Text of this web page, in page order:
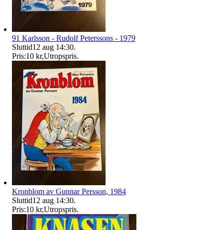
91 Karlsson - Rudolf Peterssons - 1979
Sluttid12 aug 14:30.
Pris:10 kr,Utropspris.
Kronblom av Gunnar Persson, 1984
Sluttid12 aug 14:30.
Pris:10 kr,Utropspris.